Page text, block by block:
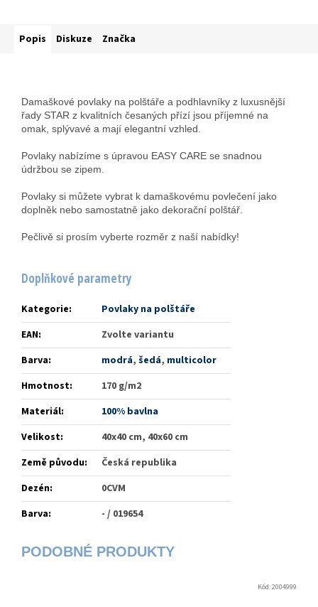
Popis Diskuze Značka
Damaškové povlaky na polštáře a podhlavníky z luxusnější
řady STAR z kvalitních česaných přízí jsou příjemné na
omak, splývavé a mají elegantní vzhled.
Povlaky nabízíme s úpravou EASY CARE se snadnou
údržbou se zipem.
Povlaky si můžete vybrat k damaškovému povlečení jako
doplněk nebo samostatně jako dekorační polštář.
Pečlivě si prosím vyberte rozměr z naší nabídky!
Doplňkové parametry
Kategorie:
Povlaky na polštáře
EAN:
Zvolte variantu
Barva: modrá, šedá, multicolor
Hmotnost:
170 g/m2
Materiál:
100% bavlna
Velikost:
40x40 cm, 40x60 cm
Země původu:
Česká republika
Dezén:
0CVM
Barva: - / 019654
Kód:2004999